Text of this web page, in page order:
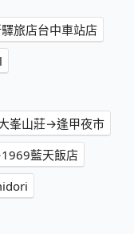
旅店台中車站店
峯山莊→逢甲夜市
藍天飯店